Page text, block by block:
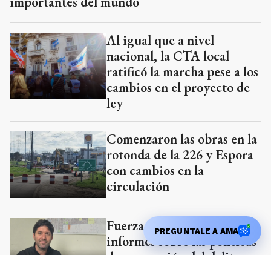
Al igual que a nivel
nacional, la CTA local
ratificó la marcha pese a los
cambios en el proyecto de
ley
Comenzaron las obras en la
rotonda de la 226 y Espora
con cambios en la
circulación
Fuerza Patria pidió
informes sobre las políticas
PREGUNTALE A AMA